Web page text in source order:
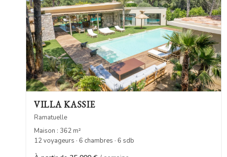
VILLA KASSIE
Ramatuelle
Maison : 362 m²
12 voyageurs · 6 chambres · 6 sdb